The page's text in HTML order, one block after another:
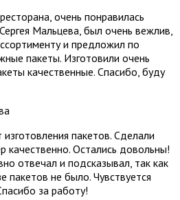
очень понравилась
Мальцева, был очень вежлив,
и предложил по
пакеты. Изготовили очень
качественные. Спасибо, буду
пакетов. Сделали
качественно. Остались довольны!
отвечал и подсказывал, так как
пакетов не было. Чувствуется
за работу!